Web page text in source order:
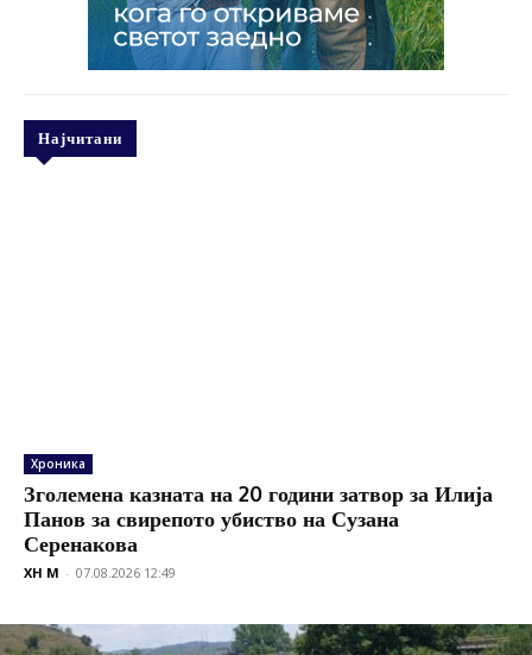
Најчитани
Хроника
Зголемена казната на 20 години затвор за Илија
Панов за свирепото убиство на Сузана
Серенакова
XH M - 07.08.2026 12:49